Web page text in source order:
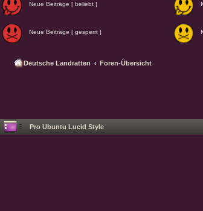
Neue Beiträge [ beliebt ]
Neue Beiträge [ gesperrt ]
Deutsche Landratten Foren-Übersicht
Pro Ubuntu Lucid Style